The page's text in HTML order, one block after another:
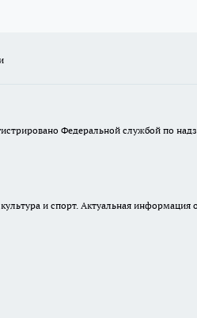
Федеральной службой по
и спорт. Актуальная информация